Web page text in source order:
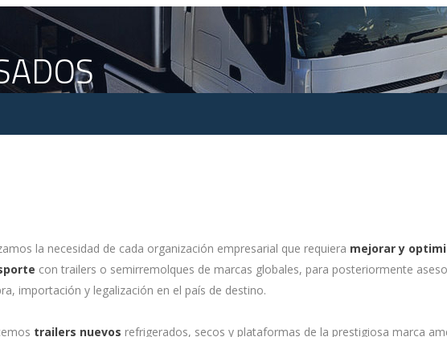
la necesidad de cada organización empresarial que requiera mejorar y
con trailers o semirremolques de marcas globales, para posteriormente
importación y legalización en el país de destino.
trailers nuevos refrigerados, secos y plataformas de la prestigiosa marca